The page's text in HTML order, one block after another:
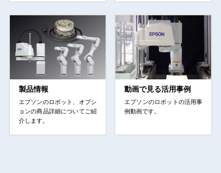
製品情報
エプソンのロボット、オプシ
ョンの商品詳細についてご紹
介します。
動画で見る活用事例
エプソンのロボットの活用事
例動画です。